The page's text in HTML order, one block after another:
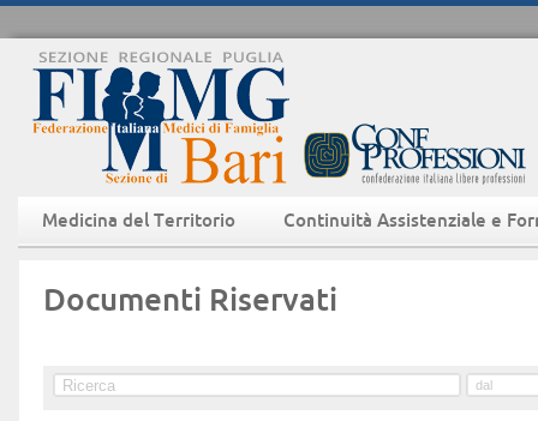
Medicina del Territorio Continuità Assistenziale e
Documenti Riservati